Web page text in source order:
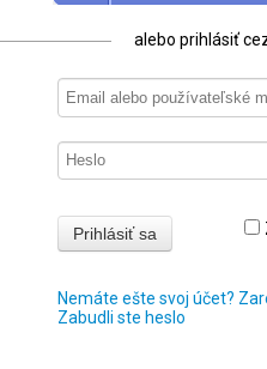
alebo prihlásiť
Nemáte ešte svoj účet?
Zabudli ste heslo